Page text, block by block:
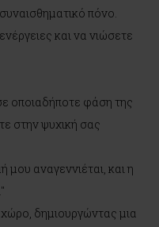
πόνο.
και να νιώσετε
οποιαδήποτε φάση της
στην ψυχική σας
αναγεννιέται, και η
δημιουργώντας μια